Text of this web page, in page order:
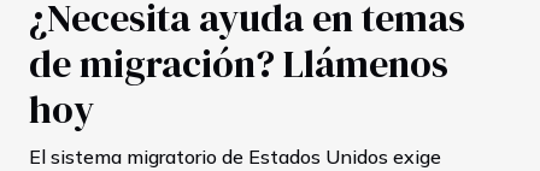
¿Necesita ayuda en temas
de migración? Llámenos
hoy
El sistema migratorio de Estados Unidos exige